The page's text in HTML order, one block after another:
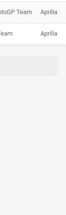
Team Aprilia
Aprilia